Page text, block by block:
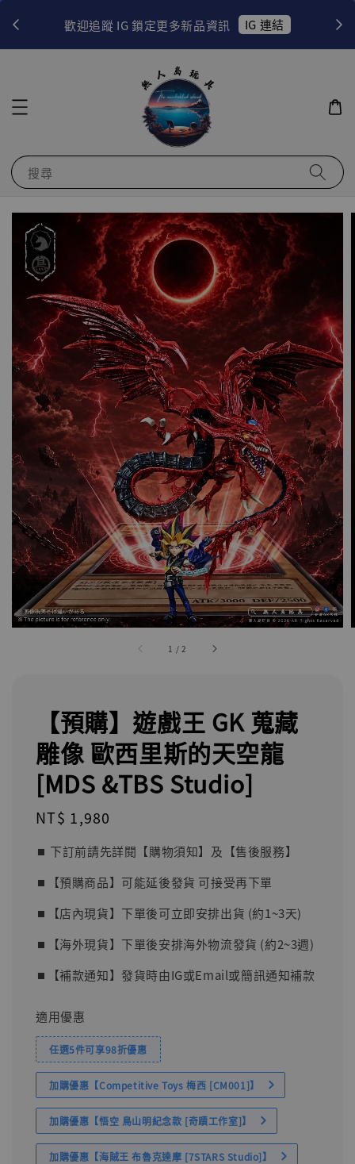
歡迎追蹤 IG 鎖定更多新品資訊 IG 連結
搜尋
1 /2
【預購】遊戲王 GK 蒐藏
雕像 歐西里斯的天空龍
[MDS &TBS Studio]
Regular
NT$ 1,980
⏹︎ 下訂前請先詳閱【購物須知】及【售後服務】
⏹︎【預購商品】可能延後發貨 可接受再下單
⏹︎【店內現貨】下單後可立即安排出貨 (約1~3天)
⏹︎【海外現貨】下單後安排海外物流發貨 (約2~3週)
⏹︎【補款通知】發貨時由IG或Email或簡訊通知補款
適用優惠
任選5件可享98折優惠
加購優惠【Competitive Toys 梅西 [CM001]】
加購優惠【悟空 鳥山明紀念款 [奇蹟工作室]】
加購優惠【海賊王 布魯克達摩 [7STARS Studio]】